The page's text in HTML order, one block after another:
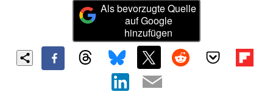
Als bevorzugte Quelle
auf Google
hinzufügen